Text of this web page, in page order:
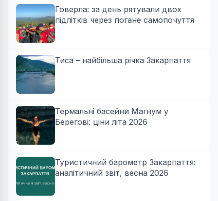
Говерла: за день рятували двох
підлітків через погане самопочуття
Тиса – найбільша річка Закарпаття
Термальні басейни Магнум у
Берегові: ціни літа 2026
Туристичний барометр Закарпаття:
аналітичний звіт, весна 2026